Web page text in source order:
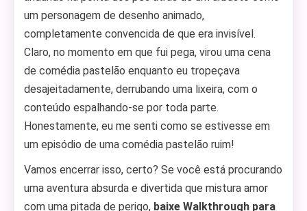
um personagem de desenho animado,
completamente convencida de que era invisível.
Claro, no momento em que fui pega, virou uma cena
de comédia pastelão enquanto eu tropeçava
desajeitadamente, derrubando uma lixeira, com o
conteúdo espalhando-se por toda parte.
Honestamente, eu me senti como se estivesse em
um episódio de uma comédia pastelão ruim!
Vamos encerrar isso, certo? Se você está procurando
uma aventura absurda e divertida que mistura amor
com uma pitada de perigo, baixe Walkthrough para